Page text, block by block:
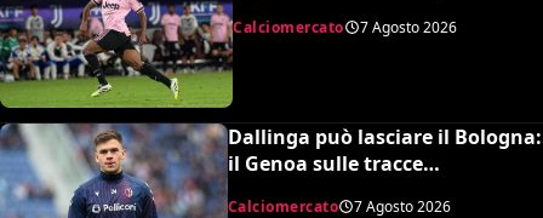
Calciomercato 7 Agosto 2026
Dallinga può lasciare il Bologna:
il Genoa sulle tracce
dell’attaccante olandese
Calciomercato 7 Agosto 2026